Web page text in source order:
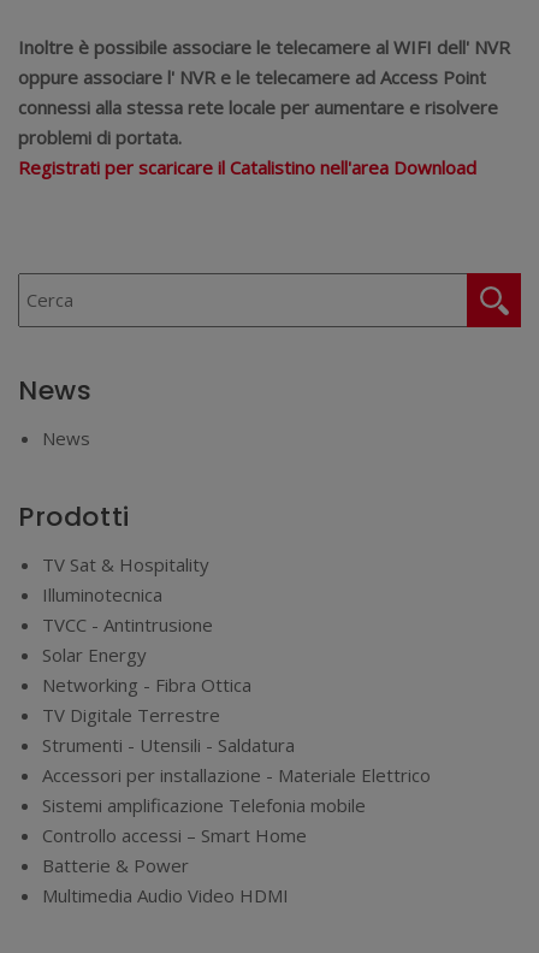
Inoltre è possibile associare le telecamere al WIFI dell' NVR
oppure associare l' NVR e le telecamere ad Access Point
connessi alla stessa rete locale per aumentare e risolvere
problemi di portata.
Registrati per scaricare il Catalistino nell'area Download
News
News
Prodotti
TV Sat & Hospitality
Illuminotecnica
TVCC - Antintrusione
Solar Energy
Networking - Fibra Ottica
TV Digitale Terrestre
Strumenti - Utensili - Saldatura
Accessori per installazione - Materiale Elettrico
Sistemi amplificazione Telefonia mobile
Controllo accessi – Smart Home
Batterie & Power
Multimedia Audio Video HDMI